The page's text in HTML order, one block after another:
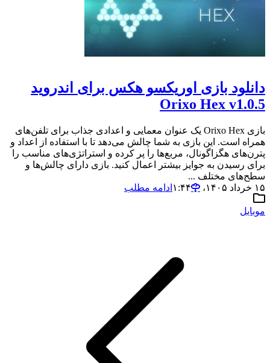
دانلود بازی اوریکسو هکس برای اندروید
Orixo Hex v1.0.5
بازی Orixo Hex یک عنوان معمایی و اعدادی جذاب برای تلفن‌های
همراه است. این بازی به شما چالش می‌دهد تا با استفاده از اعداد و
پترن‌های هگزاگونال، مربع‌ها را پر کرده و استراتژی‌های مناسب را
برای رسیدن به جوایز بیشتر اعمال کنید. بازی دارای چالش‌ها و
سطح‌های مختلف ...
۱۵ خرداد ۱۴۰۵،‏ ۱:۴۴
ادامه مطلب
موبایل